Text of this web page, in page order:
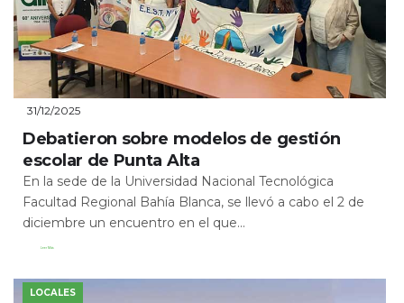
31/12/2025
Debatieron sobre modelos de gestión
escolar de Punta Alta
En la sede de la Universidad Nacional Tecnológica
Facultad Regional Bahía Blanca, se llevó a cabo el 2 de
diciembre un encuentro en el que...
Leer Más
LOCALES